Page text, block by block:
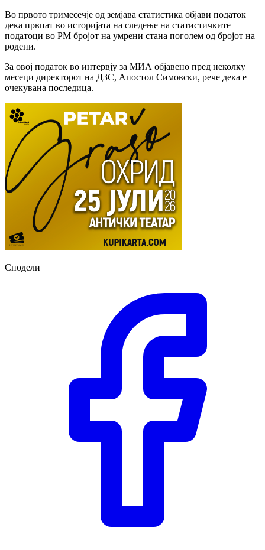
Во првото тримесечје од земјава статистика објави податок
дека првпат во историјата на следење на статистичките
податоци во РМ бројот на умрени стана поголем од бројот на
родени.
За овој податок во интервју за МИА објавено пред неколку
месеци директорот на ДЗС, Апостол Симовски, рече дека е
очекувана последица.
Сподели